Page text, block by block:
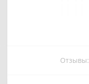
Отзывы: